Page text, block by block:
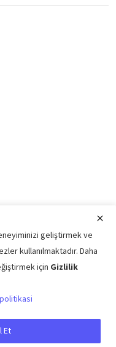
İletişim
geliştirmek ve
kullanılmaktadır. Daha
için Gizlilik
Et